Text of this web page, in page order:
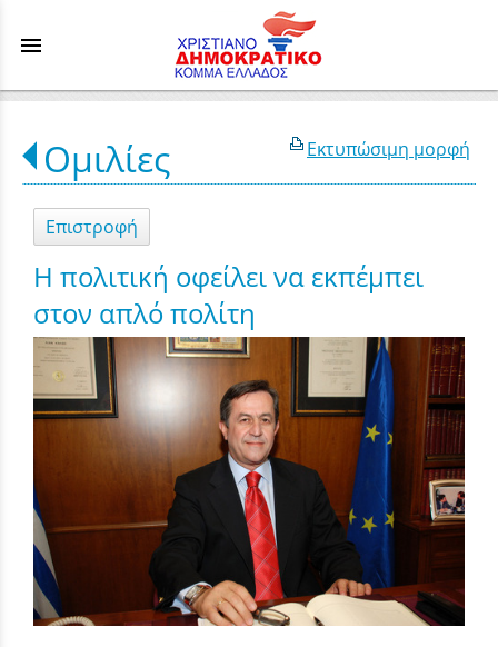
menu
Εκτυπώσιμη μορφή
Ομιλίες
Επιστροφή
Η πολιτική οφείλει να εκπέμπει
στον απλό πολίτη